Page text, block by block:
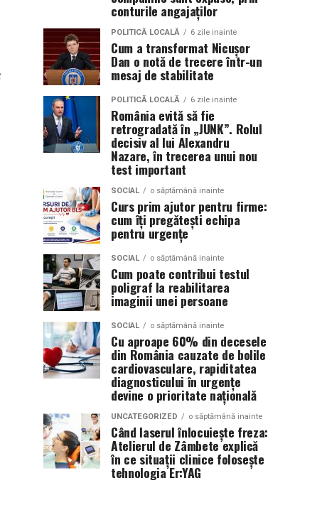
conturile angajaților
POLITICĂ LOCALĂ 6 zile inainte
Cum a transformat Nicușor
Dan o notă de trecere într-un
mesaj de stabilitate
POLITICĂ LOCALĂ 6 zile inainte
România evită să fie
retrogradată în „JUNK”. Rolul
decisiv al lui Alexandru
Nazare, în trecerea unui nou
test important
SOCIAL o săptămână inainte
Curs prim ajutor pentru firme:
cum îți pregătești echipa
pentru urgențe
SOCIAL o săptămână inainte
Cum poate contribui testul
poligraf la reabilitarea
imaginii unei persoane
SOCIAL o săptămână inainte
Cu aproape 60% din decesele
din România cauzate de bolile
cardiovasculare, rapiditatea
diagnosticului în urgențe
devine o prioritate națională
UNCATEGORIZED o săptămână inainte
Când laserul înlocuiește freza:
Atelierul de Zâmbete explică
în ce situații clinice folosește
tehnologia Er:YAG